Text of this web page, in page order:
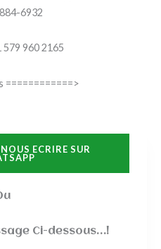
6932
579 960 2165
ECRIRE SUR
Ci-dessous…!